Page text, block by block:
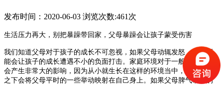
发布时间：2020-06-03 浏览次数:461次
生活压力再大，别把暴躁带回家，父母暴躁会让孩子蒙受伤害
我们知道父母对于孩子的成长不可忽视，如果父母动辄发怒，很有可
能会让孩子的成长遭遇不小的负面打击。家庭环境对于一般人来说，
会产生非常大的影响，因为从小就生长在这样的环境当中，耳濡目染
之下会将父母平时的一些举动映射在自己身上。如果父母脾气暴躁的